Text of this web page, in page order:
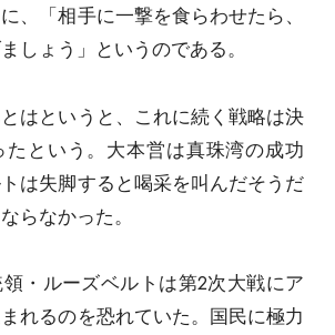
、「相手に一撃を食らわせたら、
しょう」というのである。
はというと、これに続く戦略は決
たという。大本営は真珠湾の成功
は失脚すると喝采を叫んだそうだ
らなかった。
・ルーズベルトは第2次大戦にア
れるのを恐れていた。国民に極力